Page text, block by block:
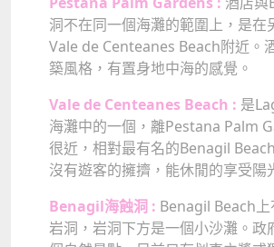
洞不在同一個海灘的範圍上，是在
Vale de Centeanes Beach附近。
築風格，有置身地中海的感覺。
Vale de Centeanes Beach : 是
海灘中的一個，離Pestana Palm
很近，相對最有名的Benagil
沒有遊客的擁擠，能休閒的享受陽
Benagil海蝕洞 : Benagil Beach
岩洞，岩洞下方是一個小沙灘。政